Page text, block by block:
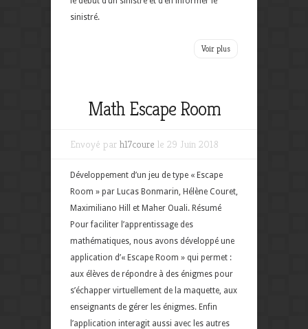
sinistré.
Voir plus
Math Escape Room
Envoyé par h17coure le 29 Juin 2018
Développement d’un jeu de type « Escape
Room » par Lucas Bonmarin, Hélène Couret,
Maximiliano Hill et Maher Ouali. Résumé
Pour faciliter l’apprentissage des
mathématiques, nous avons développé une
application d’« Escape Room » qui permet :
aux élèves de répondre à des énigmes pour
s’échapper virtuellement de la maquette, aux
enseignants de gérer les énigmes. Enfin
l’application interagit aussi avec les autres